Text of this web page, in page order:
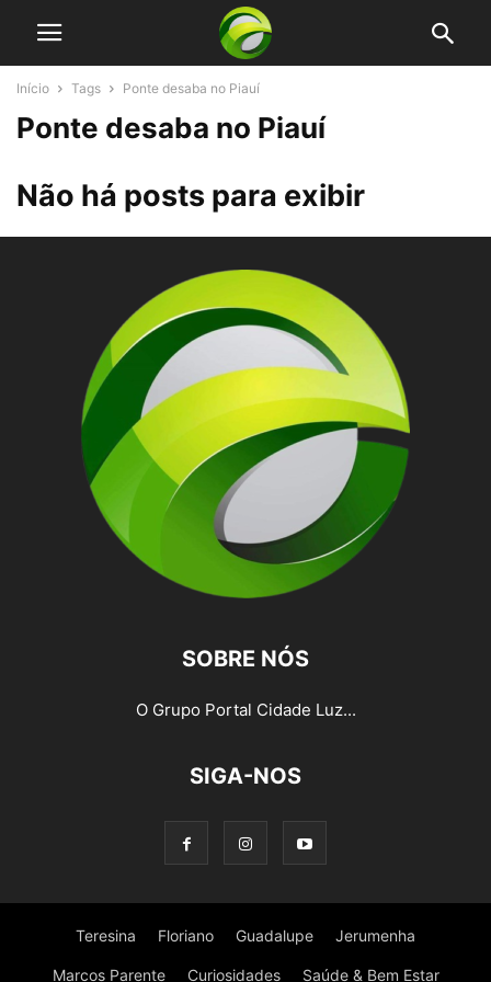
Início Tags Ponte desaba no Piauí
Ponte desaba no Piauí
Não há posts para exibir
SOBRE NÓS
O Grupo Portal Cidade Luz...
SIGA-NOS
Teresina Floriano Guadalupe Jerumenha
Marcos Parente Curiosidades Saúde & Bem Estar